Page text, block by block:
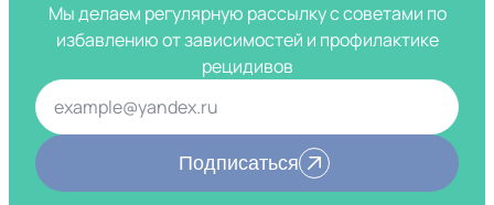
Мы делаем регулярную рассылку с советами по
избавлению от зависимостей и профилактике
рецидивов
Подписаться